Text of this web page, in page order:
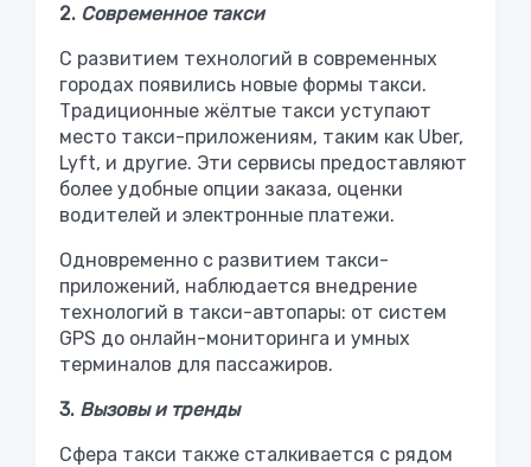
2. Современное такси
С развитием технологий в современных
городах появились новые формы такси.
Традиционные жёлтые такси уступают
место такси-приложениям, таким как Uber,
Lyft, и другие. Эти сервисы предоставляют
более удобные опции заказа, оценки
водителей и электронные платежи.
Одновременно с развитием такси-
приложений, наблюдается внедрение
технологий в такси-автопары: от систем
GPS до онлайн-мониторинга и умных
терминалов для пассажиров.
3. Вызовы и тренды
Сфера такси также сталкивается с рядом